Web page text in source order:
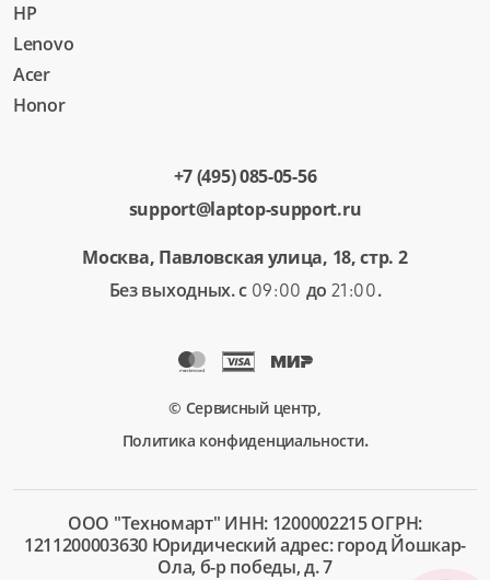
HP
Lenovo
Acer
Honor
+7 (495) 085-05-56
support@laptop-support.ru
Москва, Павловская улица, 18, стр. 2
Без выходных. с 09:00 до 21:00.
© Сервисный центр,
Политика конфиденциальности.
ООО "Техномарт" ИНН: 1200002215 ОГРН:
1211200003630 Юридический адрес: город Йошкар-
Ола, б-р победы, д. 7